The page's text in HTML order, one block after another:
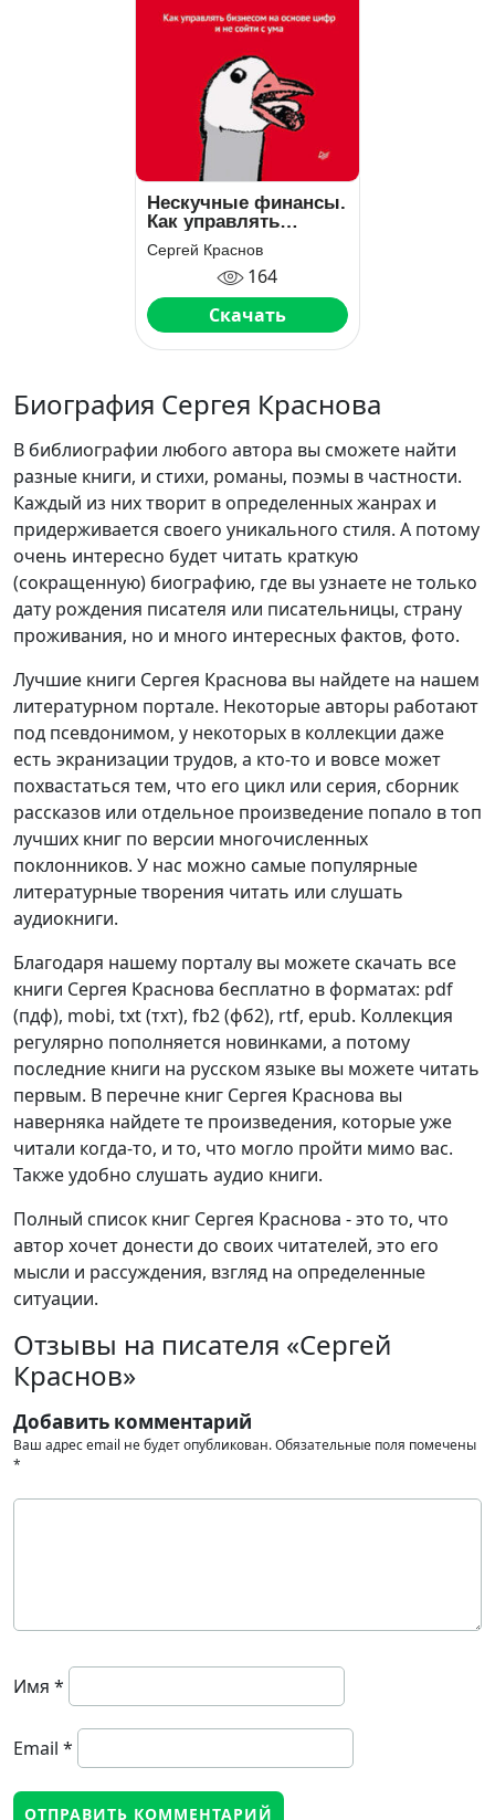
Нескучные финансы.
Как управлять
бизнесом на основе
цифр и не сойти с
Сергей Краснов
164
Скачать
Биография Сергея Краснова
В библиографии любого автора вы сможете найти
разные книги, и стихи, романы, поэмы в частности.
Каждый из них творит в определенных жанрах и
придерживается своего уникального стиля. А потому
очень интересно будет читать краткую
(сокращенную) биографию, где вы узнаете не только
дату рождения писателя или писательницы, страну
проживания, но и много интересных фактов, фото.
Лучшие книги Сергея Краснова вы найдете на нашем
литературном портале. Некоторые авторы работают
под псевдонимом, у некоторых в коллекции даже
есть экранизации трудов, а кто-то и вовсе может
похвастаться тем, что его цикл или серия, сборник
рассказов или отдельное произведение попало в топ
лучших книг по версии многочисленных
поклонников. У нас можно самые популярные
литературные творения читать или слушать
аудиокниги.
Благодаря нашему порталу вы можете скачать все
книги Сергея Краснова бесплатно в форматах: pdf
(пдф), mobi, txt (тхт), fb2 (фб2), rtf, epub. Коллекция
регулярно пополняется новинками, а потому
последние книги на русском языке вы можете читать
первым. В перечне книг Сергея Краснова вы
наверняка найдете те произведения, которые уже
читали когда-то, и то, что могло пройти мимо вас.
Также удобно слушать аудио книги.
Полный список книг Сергея Краснова - это то, что
автор хочет донести до своих читателей, это его
мысли и рассуждения, взгляд на определенные
ситуации.
Отзывы на писателя «Сергей
Краснов»
Добавить комментарий
Ваш адрес email не будет опубликован.Обязательные поля помечены
*
Имя *
Email *